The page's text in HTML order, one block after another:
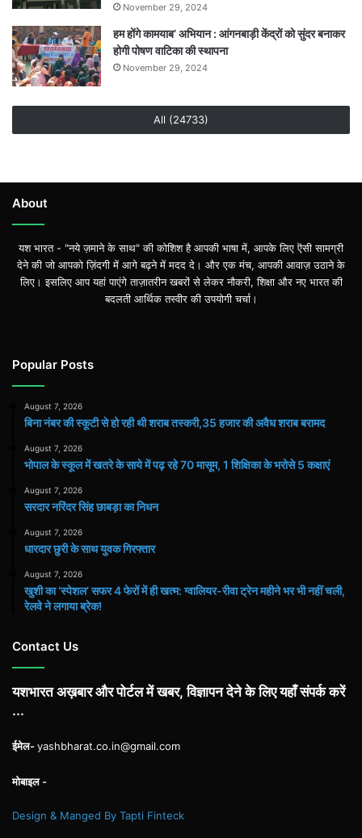
November 29, 2024
हम होंगे कामयाब’ अभियान : आंगनबाड़ी केंद्रों को सुंदर बनाकर
होगी पोषण वाटिका की स्थापना
November 29, 2024
All (24733)
About
यश भारत - "नये ज़माने के साथ" की कोशिश है आपकी भाषा में, आपके लिए ऎसी सामग्री
देने की जो आपको ज़िंदगी में आगे बढ़ने में मदद दे। और एक मंच, आपकी आवाज़ उठाने के
लिए। इसलिए आप यहां पाएंगे ताज़ातरीन खबरों से लेकर नौकरी, शिक्षा और नए भारत की
बदलती आर्थिक तस्वीर की उपयोगी चर्चा।
Popular Posts
August 7, 2026
बिना नंबर की स्कूटी से हो रही थी शराब तस्करी,35 हजार की अवैध शराब बरामद
August 7, 2026
भोपाल के स्कूल में खतरे के साये में पढ़ रहे 70 मासूम, 1 शिक्षिका के भरोसे 5 कक्षाएं
August 7, 2026
सरदार नरिंदर सिंह छाबड़ा का निधन
August 7, 2026
धारदार छुरी के साथ युवक गिरफ्तार
August 7, 2026
खुशी का ‘स्पेशल’ सफर 4 फेरों में ही खत्म: ग्वालियर-रीवा ट्रेन महीने भर भी नहीं चली,
रेलवे ने लगाया ब्रेक!
Contact Us
यशभारत अख़बार और पोर्टल में खबर, विज्ञापन देने के लिए यहाँ संपर्क करें
...
ईमेल-yashbharat.co.in@gmail.com
मोबाइल -
Design & Manged By Tapti Finteck